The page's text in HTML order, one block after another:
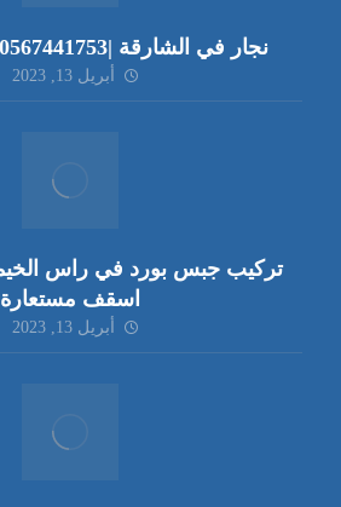
نجار في الشارقة |0567441753| منجرة خشب
أبريل 13, 2023
اسقف مستعارة
أبريل 13, 2023